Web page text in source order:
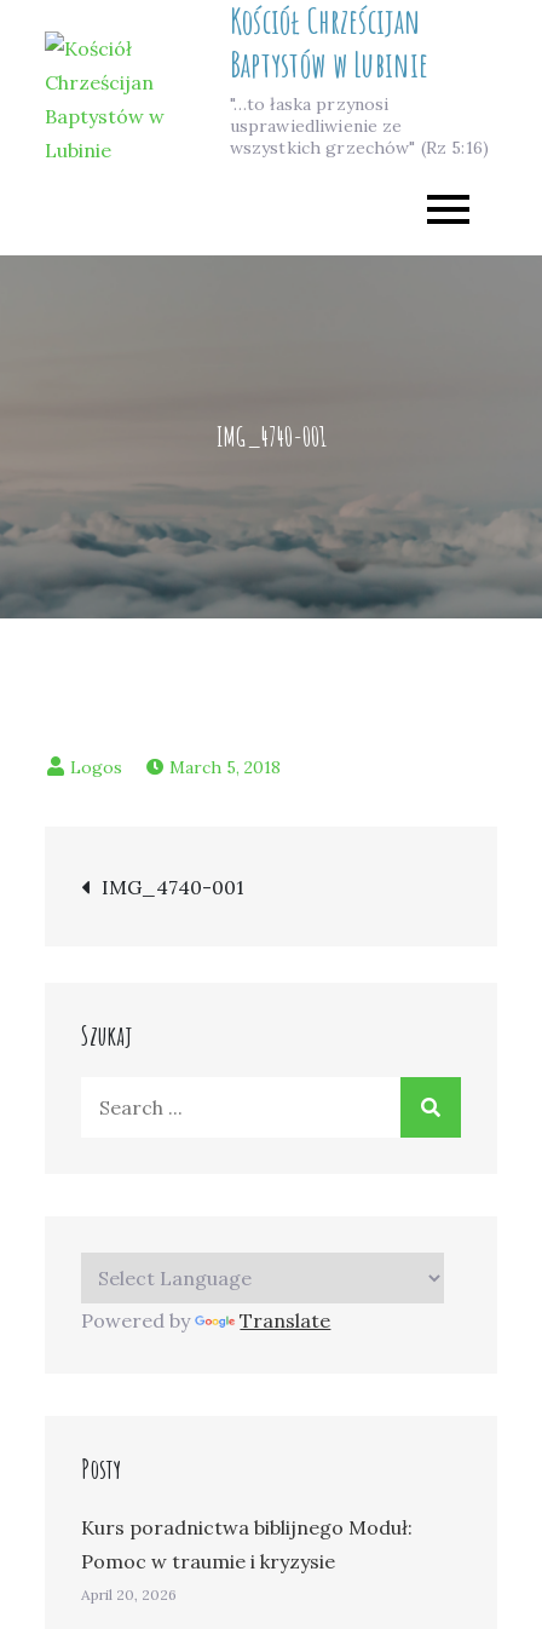
content
Kościół Chrześcijan
Baptystów w Lubinie
"…to łaska przynosi
usprawiedliwienie ze
wszystkich grzechów" (Rz 5:16)
IMG_4740-001
March 5, 2018
Post
IMG_4740-001
Szukaj
Powered by Translate
Posty
Kurs poradnictwa biblijnego Moduł:
Pomoc w traumie i kryzysie
April 20, 2026